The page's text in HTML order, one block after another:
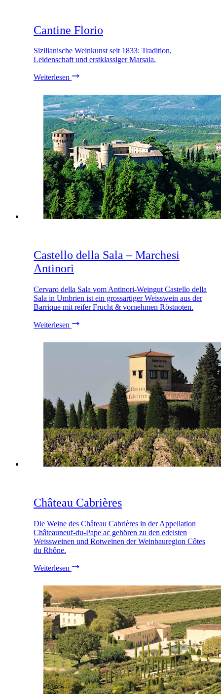
Cantine Florio
Sizilianische Weinkunst seit 1833: Tradition,
Leidenschaft und erstklassiger Marsala.
Weiterlesen
Castello della Sala – Marchesi
Antinori
Cervaro della Sala vom Antinori-Weingut Castello della
Sala in Umbrien ist ein grossartiger Weisswein aus der
Barrique mit reifer Frucht & vornehmen Röstnoten.
Weiterlesen
Château Cabrières
Die Weine des Château Cabrières in der Appellation
Châteauneuf-du-Pape ac gehören zu den edelsten
Weissweinen und Rotweinen der Weinbauregion Côtes
du Rhône.
Weiterlesen